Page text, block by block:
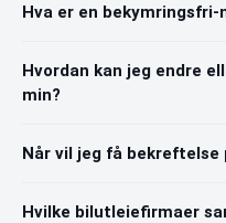
Hva er en bekymringsfri-
Hvordan kan jeg endre
min?
Når vil jeg få bekreftelse
Hvilke bilutleiefirmaer